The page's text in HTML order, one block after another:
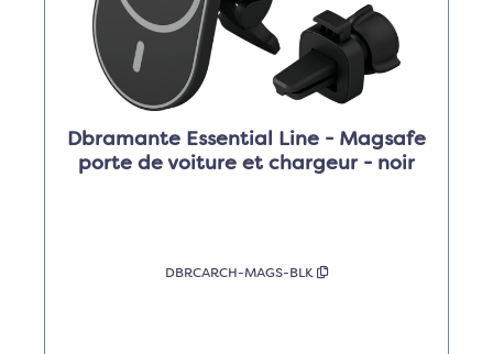
Dbramante Essential Line - Magsafe
porte de voiture et chargeur - noir
DBRCARCH-MAGS-BLK